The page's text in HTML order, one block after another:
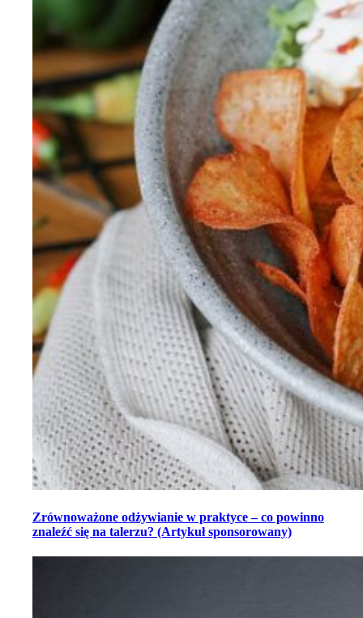
Zrównoważone odżywianie w praktyce – co powinno
znaleźć się na talerzu? (Artykuł sponsorowany)